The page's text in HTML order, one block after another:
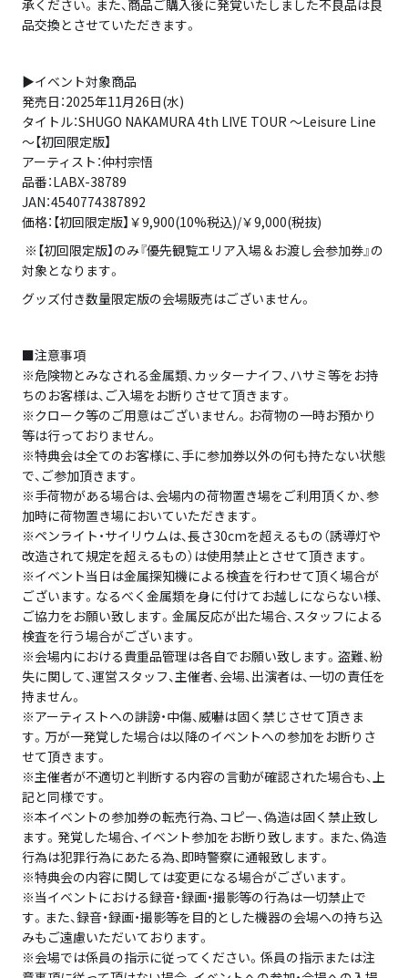
承ください。また、商品ご購入後に発覚いたしました不良品は良
品交換とさせていただきます。
▶イベント対象商品
発売日：2025年11月26日(水)
タイトル：SHUGO NAKAMURA 4th LIVE TOUR ～Leisure Line
～【初回限定版】
アーティスト：仲村宗悟
品番：LABX-38789
JAN：4540774387892
価格：【初回限定版】￥9,900(10%税込)/￥9,000(税抜)
※【初回限定版】のみ『優先観覧エリア入場＆お渡し会参加券』の
対象となります。
グッズ付き数量限定版の会場販売はございません。
■注意事項
※危険物とみなされる金属類、カッターナイフ、ハサミ等をお持
ちのお客様は、ご入場をお断りさせて頂きます。
※クローク等のご用意はございません。お荷物の一時お預かり
等は行っておりません。
※特典会は全てのお客様に、手に参加券以外の何も持たない状態
で、ご参加頂きます。
※手荷物がある場合は、会場内の荷物置き場をご利用頂くか、参
加時に荷物置き場においていただきます。
※ペンライト・サイリウムは、長さ30cmを超えるもの（誘導灯や
改造されて規定を超えるもの）は使用禁止とさせて頂きます。
※イベント当日は金属探知機による検査を行わせて頂く場合が
ございます。なるべく金属類を身に付けてお越しにならない様、
ご協力をお願い致します。金属反応が出た場合、スタッフによる
検査を行う場合がございます。
※会場内における貴重品管理は各自でお願い致します。盗難、紛
失に関して、運営スタッフ、主催者、会場、出演者は、一切の責任を
持ません。
※アーティストへの誹謗・中傷、威嚇は固く禁じさせて頂きま
す。万が一発覚した場合は以降のイベントへの参加をお断りさ
せて頂きます。
※主催者が不適切と判断する内容の言動が確認された場合も、上
記と同様です。
※本イベントの参加券の転売行為､コピー､偽造は固く禁止致し
ます。発覚した場合､イベント参加をお断り致します。また､偽造
行為は犯罪行為にあたる為、即時警察に通報致します。
※特典会の内容に関しては変更になる場合がございます。
※当イベントにおける録音・録画・撮影等の行為は一切禁止で
す。また、録音・録画・撮影等を目的とした機器の会場への持ち込
みもご遠慮いただいております。
※会場では係員の指示に従ってください。係員の指示または注